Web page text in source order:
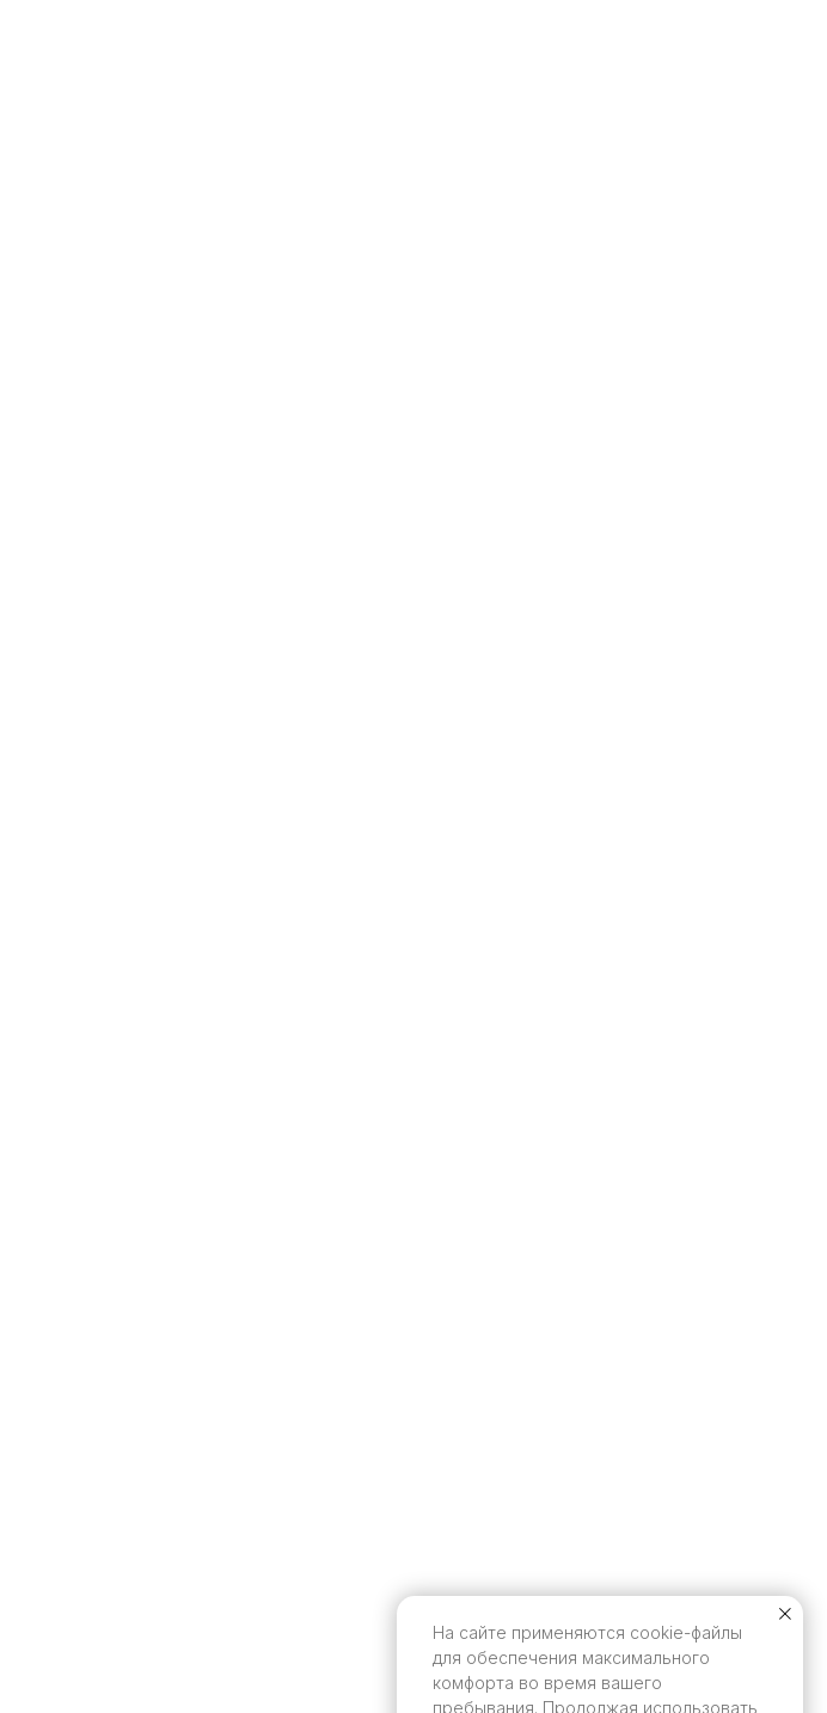
На сайте применяются cookie-файлы
для обеспечения максимального
комфорта во время вашего
пребывания. Продолжая использовать